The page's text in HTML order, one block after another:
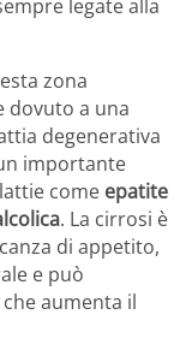
legate alla
zona
dovuto a una
degenerativa
importante
come epatite
. La cirrosi è
di appetito,
e può
aumenta il